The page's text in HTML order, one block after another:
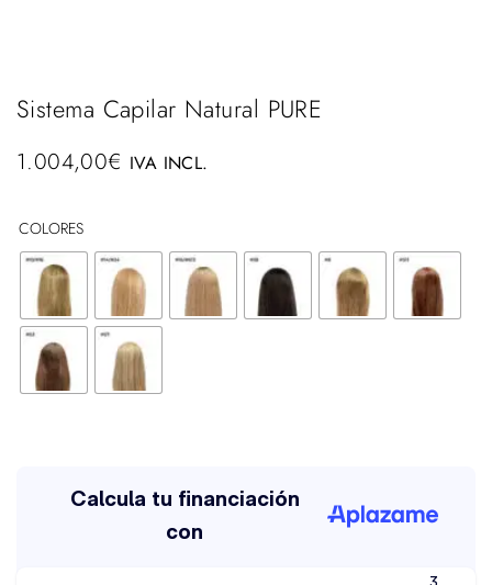
Sistema Capilar Natural PURE
1.004,00€ IVA INCL.
COLORES